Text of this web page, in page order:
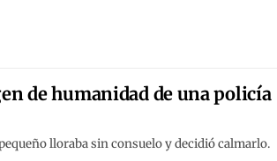
de humanidad de una policía
lloraba sin consuelo y decidió calmarlo.